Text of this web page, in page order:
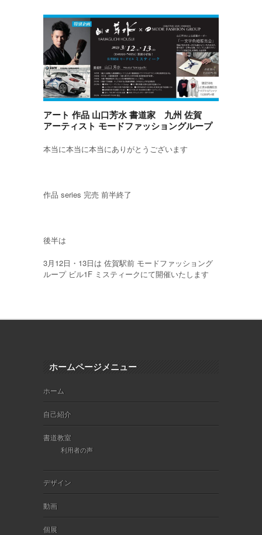
アート 作品 山口芳水 書道家 九州 佐賀
アーティスト モードファッショングループ
本当に本当に本当にありがとうございます
作品 series 完売 前半終了
後半は
3月12日・13日は 佐賀駅前 モードファッショング
ループ ビル1F ミスティークにて開催いたします
ホームページメニュー
ホーム
自己紹介
書道教室
利用者の声
デザイン
動画
個展